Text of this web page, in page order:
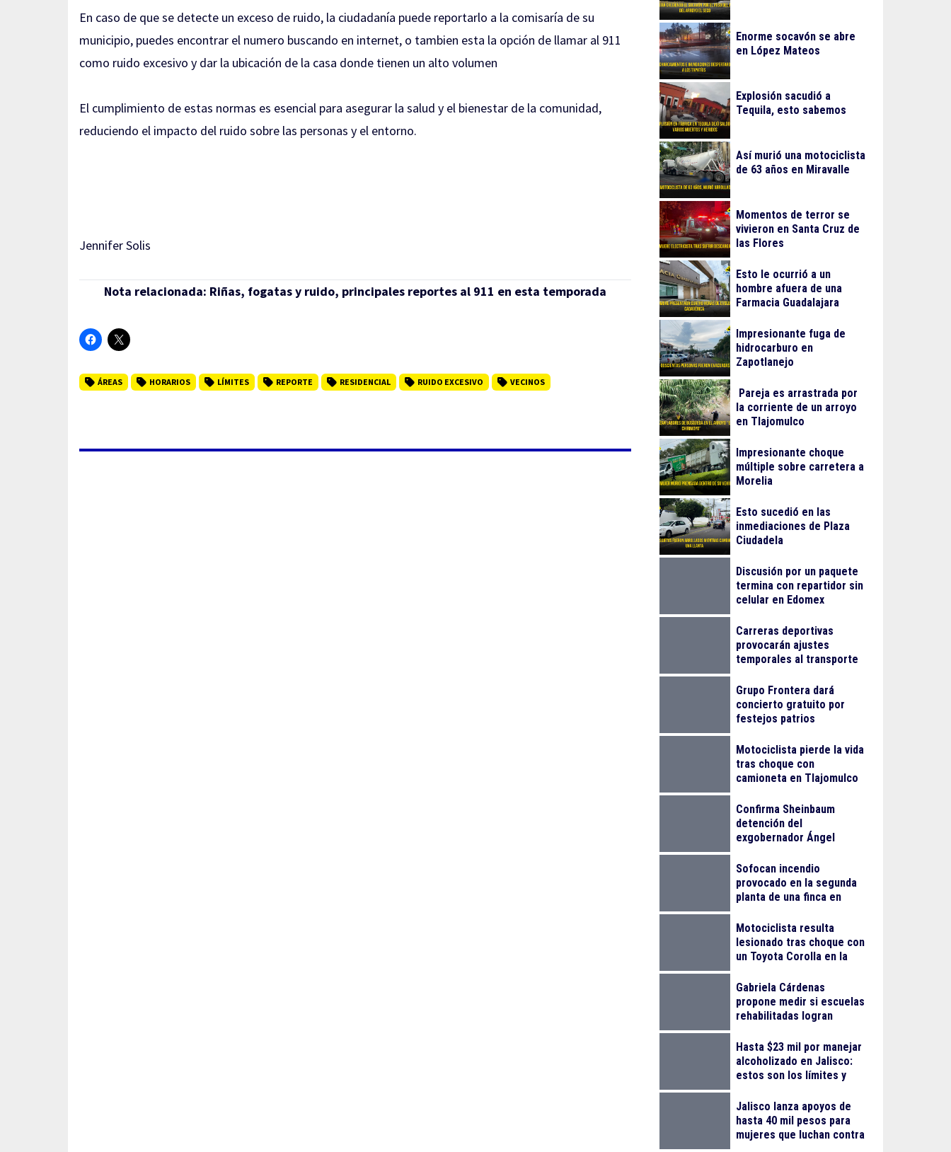
En caso de que se detecte un exceso de ruido, la ciudadanía puede reportarlo a la comisaría de su
municipio, puedes encontrar el numero buscando en internet, o tambien esta la opción de llamar al 911
como ruido excesivo y dar la ubicación de la casa donde tienen un alto volumen
El cumplimiento de estas normas es esencial para asegurar la salud y el bienestar de la comunidad,
reduciendo el impacto del ruido sobre las personas y el entorno.
Jennifer Solis
Nota relacionada: Riñas, fogatas y ruido, principales reportes al 911 en esta temporada
ÁREAS HORARIOS LÍMITES REPORTE RESIDENCIAL RUIDO EXCESIVO VECINOS
Enorme socavón se abre
en López Mateos
Explosión sacudió a
Tequila, esto sabemos
Así murió una motociclista
de 63 años en Miravalle
Momentos de terror se
vivieron en Santa Cruz de
las Flores
Esto le ocurrió a un
hombre afuera de una
Farmacia Guadalajara
Impresionante fuga de
hidrocarburo en
Zapotlanejo
Pareja es arrastrada por
la corriente de un arroyo
en Tlajomulco
Impresionante choque
múltiple sobre carretera a
Morelia
Esto sucedió en las
inmediaciones de Plaza
Ciudadela
Discusión por un paquete
termina con repartidor sin
celular en Edomex
Carreras deportivas
provocarán ajustes
temporales al transporte
Grupo Frontera dará
concierto gratuito por
festejos patrios
Motociclista pierde la vida
tras choque con
camioneta en Tlajomulco
Confirma Sheinbaum
detención del
exgobernador Ángel
Ayotzinapa
Sofocan incendio
provocado en la segunda
planta de una finca en
Motociclista resulta
lesionado tras choque con
un Toyota Corolla en la
Gabriela Cárdenas
propone medir si escuelas
rehabilitadas logran
escolar
Hasta $23 mil por manejar
alcoholizado en Jalisco:
estos son los límites y
Jalisco lanza apoyos de
hasta 40 mil pesos para
mujeres que luchan contra